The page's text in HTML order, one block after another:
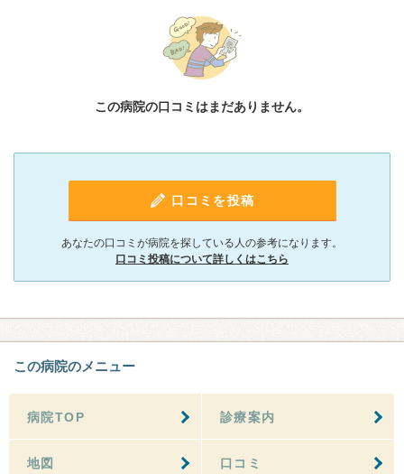
この病院の口コミはまだありません。
口コミを投稿
あなたの口コミが病院を探している人の参考になります。
口コミ投稿について詳しくはこちら
この病院のメニュー
病院TOP 診療案内
地図 口コミ